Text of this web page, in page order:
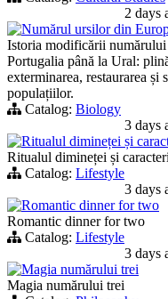
2 days
Numărul ursilor din
Istoria modificării
Portugalia până la Ural:
exterminarea, restaurarea și
populațiilor.
Catalog: Biology
3 days
Ritualul dimineței și
Ritualul dimineței și
Catalog: Lifestyle
3 days
Romantic dinner for two
Romantic dinner for two
Catalog: Lifestyle
3 days
Magia numărului trei
Magia numărului trei